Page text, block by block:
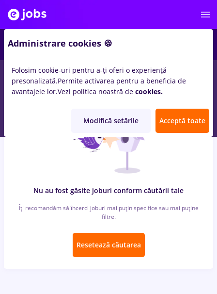
locuri de muncacu salarii turcain Iasi (Iasi)pentru
Banci, Medicina / Sanatate
Nu au fost găsite joburi conform căutării tale
Îți recomandăm să încerci joburi mai puțin specifice sau mai puține
filtre.
Resetează căutarea
Administrare cookies 🍪
Folosim cookie-uri pentru a-ți oferi o experiență
presonalizată.Permite activarea pentru a beneficia de
avantajele lor.Vezi politica noastră de cookies.
Modifică setările Acceptă toate